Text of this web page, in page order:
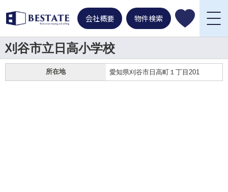
会社概要 物件検索
刈谷市立日高小学校
所在地 愛知県刈谷市日高町１丁目201